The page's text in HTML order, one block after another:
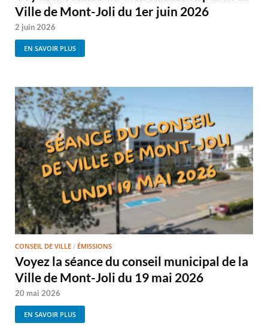
Ville de Mont-Joli du 1er juin 2026
2 juin 2026
EN SAVOIR PLUS
CONSEIL DE VILLE / ÉMISSIONS
Voyez la séance du conseil municipal de la
Ville de Mont-Joli du 19 mai 2026
20 mai 2026
EN SAVOIR PLUS